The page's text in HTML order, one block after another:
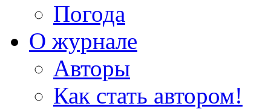
Погода
О журнале
Авторы
Как стать автором!